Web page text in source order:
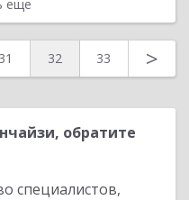
еще
31 32 33 >
обратите
специалистов,